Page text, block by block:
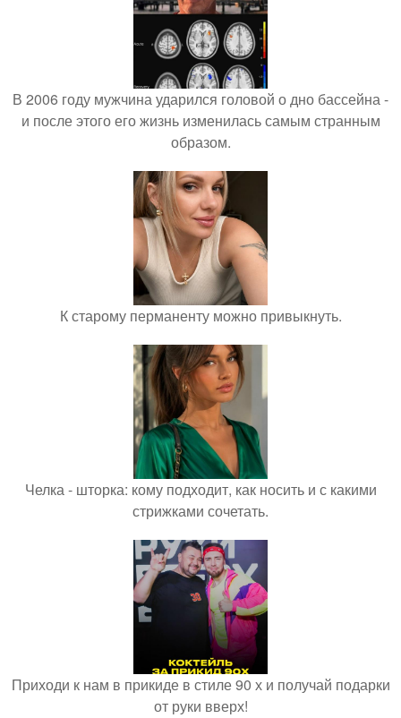
В 2006 году мужчина ударился головой о дно бассейна -
и после этого его жизнь изменилась самым странным
образом.
К старому перманенту можно привыкнуть.
Челка - шторка: кому подходит, как носить и с какими
стрижками сочетать.
Приходи к нам в прикиде в стиле 90 х и получай подарки
от руки вверх!